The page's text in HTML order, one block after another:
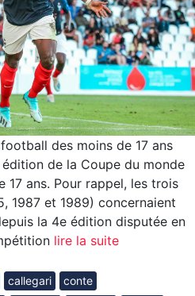
des moins de 17 ans
de la Coupe du monde
17 ans. Pour rappel, les trois
1987 et 1989) concernaient
la 4e édition disputée en
lire la suite
callegari
conte